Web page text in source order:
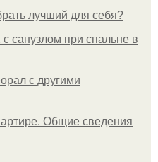
лучший для себя?
санузлом при спальне в
с другими
Общие сведения